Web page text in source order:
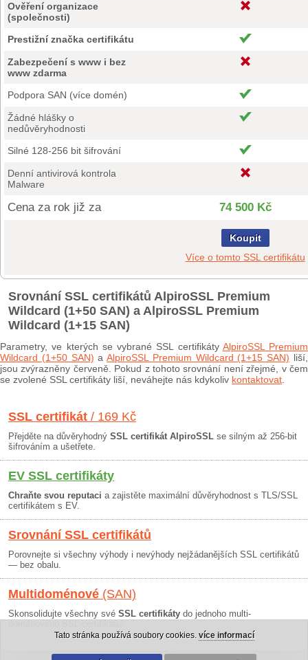
Ověření organizace
(společnosti)
Prestižní značka certifikátu
Zabezpečení s www i bez
www zdarma
Podpora SAN (více domén)
Žádné hlášky o
nedůvěryhodnosti
Silné 128-256 bit šifrování
Denní antivirová kontrola
Malware
Cena za rok již za 74 500 Kč
Koupit
Více o tomto SSL certifikátu
Srovnání SSL certifikátů AlpiroSSL Premium
Wildcard (1+50 SAN) a AlpiroSSL Premium
Wildcard (1+15 SAN)
Parametry, ve kterých se vybrané SSL certifikáty AlpiroSSL Premium
Wildcard (1+50 SAN) aAlpiroSSL Premium Wildcard (1+15 SAN) liší,
jsou zvýrazněny červeně. Pokud z tohoto srovnání není zřejmé, v čem
se zvolené SSL certifikáty liší, neváhejte nás kdykoliv kontaktovat
SSL certifikát / 169 Kč
Přejděte na důvěryhodný SSL certifikát AlpiroSSL se silným až 256-bit
šifrováním a ušetřete.
EV SSL certifikáty
Chraňte svou reputaci a zajistěte maximální důvěryhodnost s TLS/SSL
certifikátem s EV.
Srovnání SSL certifikátů
Porovnejte si všechny výhody i nevýhody nejžádanějších SSL certifikátů
— bez obalu.
Multidoménové (SAN)
Skonsolidujte všechny své SSL certifikáty do jednoho multi-
Tato stránka používá soubory cookies. více informací